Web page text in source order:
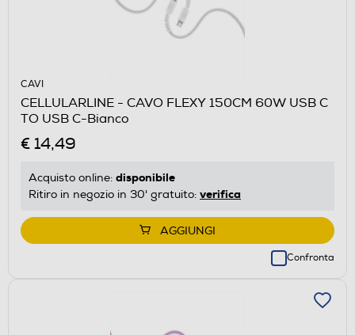
CAVI
CELLULARLINE - CAVO FLEXY 150CM 60W USB C
TO USB C-Bianco
€ 14,49
Acquisto online: disponibile
Ritiro in negozio in 30' gratuito: verifica
AGGIUNGI
Confronta